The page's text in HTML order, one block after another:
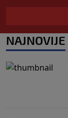
NAJNOVIJE